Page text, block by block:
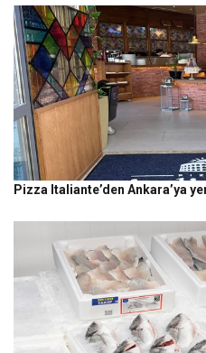
Pizza Italiante’den Ankara’ya